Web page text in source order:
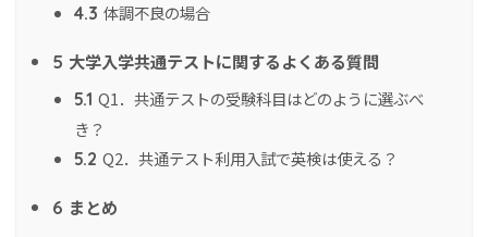
4.3 体調不良の場合
5 大学入学共通テストに関するよくある質問
5.1 Q1．共通テストの受験科目はどのように選ぶべ
き？
5.2 Q2．共通テスト利用入試で英検は使える？
6 まとめ